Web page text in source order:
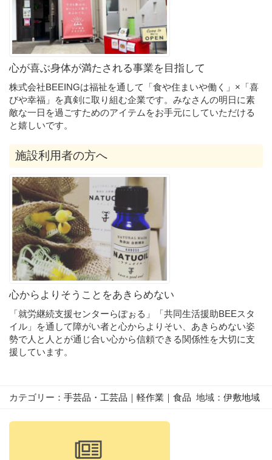
心が喜ぶ身体が満たされる事業を目指して
株式会社BEEINGは福祉を通して「食や住まいや働く」×「喜
びや幸福」を真剣に取り組む企業です。みなさんの明日に素
敵な一日を過ごすためのアイテムをお手元にしていただける
と嬉しいです。
施設利用者の方へ
心からよりそうことをあきらめない
「就労継続支援センターらぽぉる」「共同生活援助BEEスタ
イル」を通して障がい者と心からよりそい、あきらめない姿
勢で人と人とが通じ合い心から信頼できる関係性を大切に支
援しています。
カテゴリー： 手芸品・工芸品 ｜ 軽作業 ｜ 食品 地域： 伊敷地域